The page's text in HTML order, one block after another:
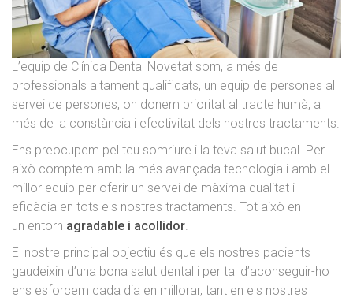
L’equip de Clínica Dental Novetat som, a més de
professionals altament qualificats, un equip de persones al
servei de persones, on donem prioritat al tracte humà, a
més de la constància i efectivitat dels nostres tractaments.
Ens preocupem pel teu somriure i la teva salut bucal. Per
això comptem amb la més avançada tecnologia i amb el
millor equip per oferir un servei de màxima qualitat i
eficàcia en tots els nostres tractaments. Tot això en
un entorn agradable i acollidor.
El nostre principal objectiu és que els nostres pacients
gaudeixin d’una bona salut dental i per tal d’aconseguir-ho
ens esforcem cada dia en millorar, tant en els nostres